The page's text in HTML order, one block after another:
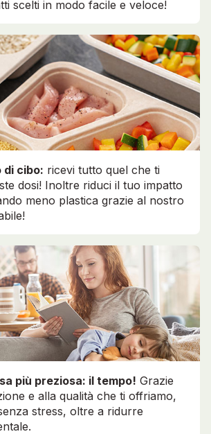
scelti in modo facile e veloce!
di cibo: ricevi tutto quel che ti
dosi! Inoltre riduci il tuo impatto
meno plastica grazie al nostro
più preziosa: il tempo! Grazie
e alla qualità che ti offriamo,
stress, oltre a ridurre